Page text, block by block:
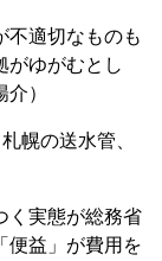
適切なものも
がゆがむとし
）
幌の送水管、
く実態が総務省
便益」が費用を